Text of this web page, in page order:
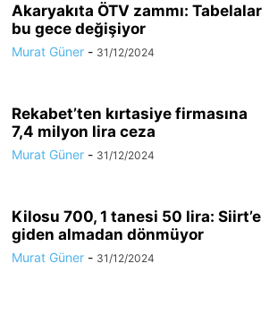
Akaryakıta ÖTV zammı: Tabelalar
bu gece değişiyor
Murat Güner - 31/12/2024
Rekabet’ten kırtasiye firmasına
7,4 milyon lira ceza
Murat Güner - 31/12/2024
Kilosu 700, 1 tanesi 50 lira: Siirt’e
giden almadan dönmüyor
Murat Güner - 31/12/2024